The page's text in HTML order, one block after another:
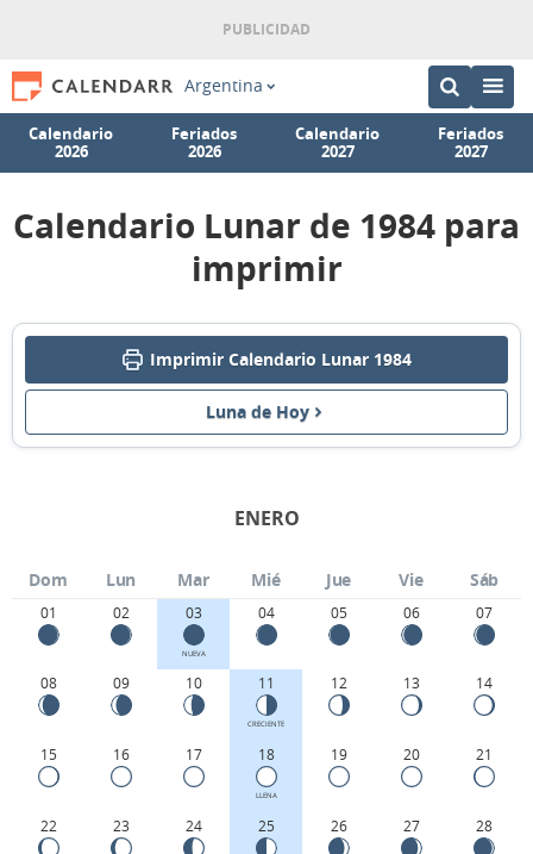
Argentina
Calendario
2026
Feriados
2026
Calendario
2027
Feriados
2027
Calendario Lunar de 1984 para
imprimir
Imprimir Calendario Lunar 1984
Luna de Hoy
ENERO
Dom Lun Mar Mié Jue Vie Sáb
01 02 03
NUEVA
04 05 06 07
08 09 10 11
CRECIENTE
12 13 14
15 16 17 18
LLENA
19 20 21
22 23 24 25 26 27 28